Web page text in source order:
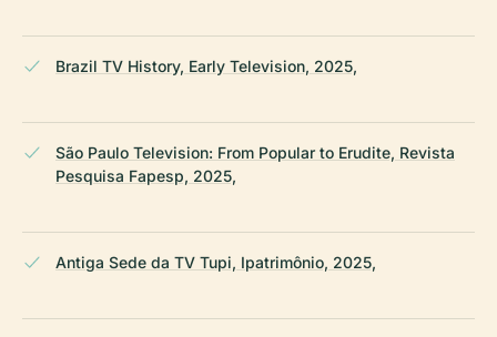
Brazil TV History, Early Television, 2025,
São Paulo Television: From Popular to Erudite, Revista
Pesquisa Fapesp, 2025,
Antiga Sede da TV Tupi, Ipatrimônio, 2025,